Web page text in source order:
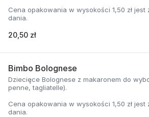
Cena opakowania w wysokości 1,50 zł
dania.
20,50 zł
Bimbo Bolognese
Dziecięce Bolognese z makaronem do
penne, tagliatelle).
Cena opakowania w wysokości 1,50 zł
dania.